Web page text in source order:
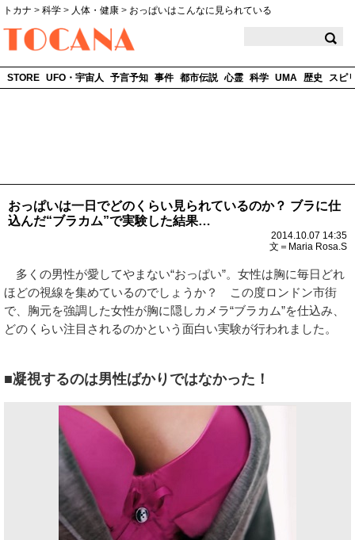
トカナ > 科学 > 人体・健康 > おっぱいはこんなに見られている
STORE UFO・宇宙人 予言予知 事件 都市伝説 心霊 科学 UMA 歴史 スピ
おっぱいは一日でどのくらい見られているのか？ ブラに仕
込んだ“ブラカム”で実験した結果…
2014.10.07 14:35
文＝Maria Rosa.S
多くの男性が愛してやまない“おっぱい”。女性は胸に毎日どれ
ほどの視線を集めているのでしょうか？ この度ロンドン市街
で、胸元を強調した女性が胸に隠しカメラ“ブラカム”を仕込み、
どのくらい注目されるのかという面白い実験が行われました。
■凝視するのは男性ばかりではなかった！